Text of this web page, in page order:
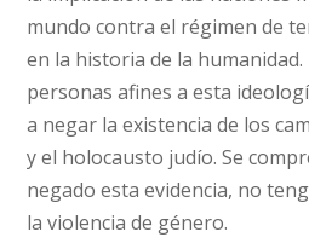
mundo contra el régimen de
en la historia de la
personas afines a esta
a negar la existencia de los
y el holocausto judío. Se
negado esta evidencia, no
la violencia de género.